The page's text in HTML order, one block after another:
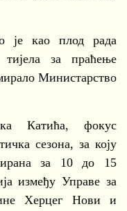
је као плод рада
тијела за праћење
Министарство
Катића, фокус
сезона, за коју
за 10 до 15
између Управе за
Херцег Нови и